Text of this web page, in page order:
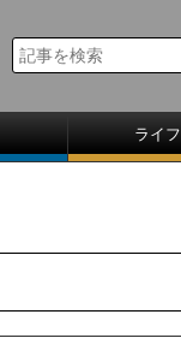
ライフ